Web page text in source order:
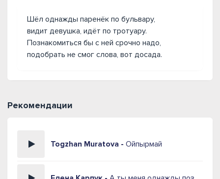
Шёл однажды паренёк по бульвару,
видит девушка, идёт по тротуару.
Познакомиться бы с ней срочно надо,
подобрать не смог слова, вот досада.
Рекомендации
Togzhan Muratova - Ойпырмай